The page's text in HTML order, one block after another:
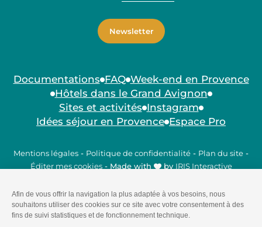
Newsletter
Documentations FAQ Week-end en Provence
Hôtels dans le Grand Avignon
Sites et activités Instagram
Idées séjour en Provence Espace Pro
Mentions légales - Politique de confidentialité - Plan du site -
Éditer mes cookies - Made with by IRIS Interactive
confidentialitéet lesconditions d'utilisationde Google
s'appliquent.